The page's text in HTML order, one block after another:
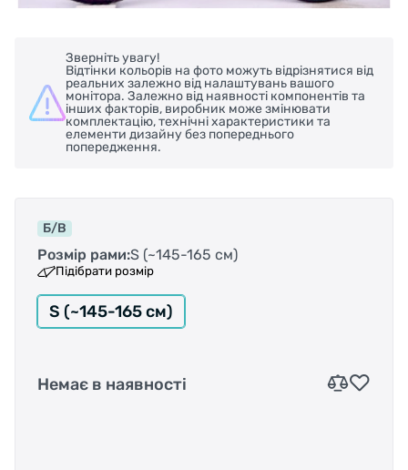
Зверніть увагу!
Відтінки кольорів на фото можуть відрізнятися від
реальних залежно від налаштувань вашого
монітора. Залежно від наявності компонентів та
інших факторів, виробник може змінювати
комплектацію, технічні характеристики та
елементи дизайну без попереднього
попередження.
Б/В
Розмір рами:S (~145-165 см)
Підібрати розмір
S (~145-165 см)
Немає в наявності